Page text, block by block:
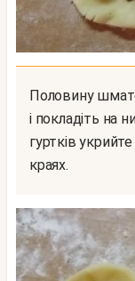
Половину шматочків тесту трохи присипте цукром
і покладіть на
гуртків
краях.